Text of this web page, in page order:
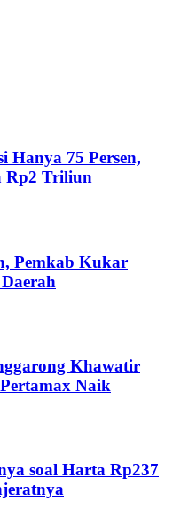
Hanya 75 Persen,
Rp2 Triliun
Pemkab Kukar
Khawatir
Naik
soal Harta Rp237